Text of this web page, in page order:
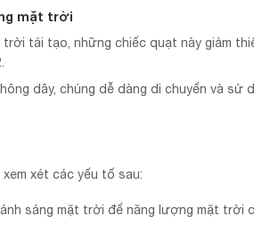
mặt trời
tái tạo, những chiếc quạt này giảm
dây, chúng dễ dàng di chuyển và sử
xem xét các yếu tố sau:
sáng mặt trời để năng lượng mặt trời